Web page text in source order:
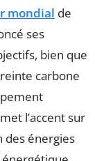
mondial de
ses
bien que
carbone
l’accent sur
des énergies